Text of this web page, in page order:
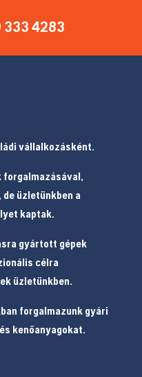
333 4283
vállalkozásként.
forgalmazásával,
üzletünkben a
kaptak.
gyártott gépek
célra
üzletünkben.
forgalmazunk gyári
kenőanyagokat.